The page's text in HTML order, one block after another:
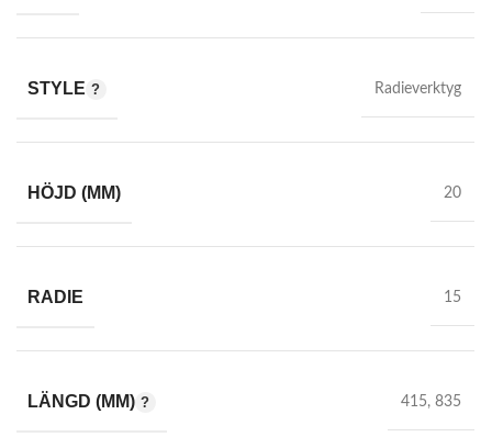
STYLE Radieverktyg
HÖJD (MM) 20
RADIE 15
LÄNGD (MM) 415, 835